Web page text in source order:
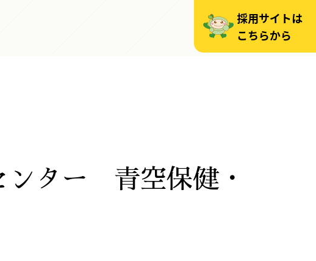
ンター 青空保健・
採用サイトは
こちらから